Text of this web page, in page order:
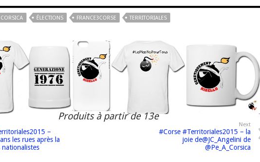
CORSICA ÉLECTIONS FRANCE3CORSE TERRITORIALES
Produits à partir de 13e
–
les rues après la
Next
#Corse #Territoriales2015 – la
joie de@JC_Angelini de
@Pe_A_Corsica